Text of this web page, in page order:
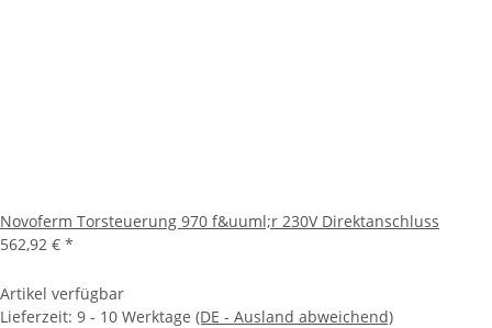
Novoferm Torsteuerung 970 f&uuml;r 230V Direktanschluss
562,92 € *
Artikel verfügbar
Lieferzeit: 9 - 10 Werktage (DE - Ausland abweichend)